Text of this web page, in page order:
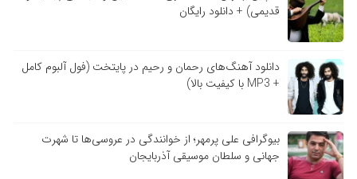
قدیمی) + دانلود رایگان
دانلود آهنگ‌های رحمان و رحیم در پایتخت (فول آلبوم کامل
+ MP3 با کیفیت بالا)
بیوگرافی علی پرمهر؛ از خوانندگی در عروسی‌ها تا شهرت
جهانی و سلطان موسیقی آذربایجان